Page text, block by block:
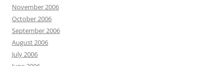
November 2006
October 2006
September 2006
August 2006
July 2006